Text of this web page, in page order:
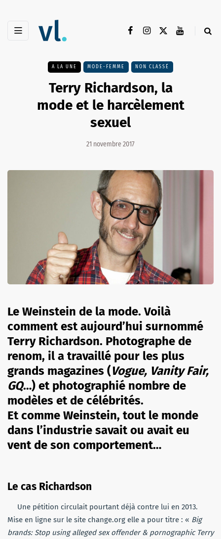
A LA UNE MODE-FEMME NON CLASSÉ
Terry Richardson, la
mode et le harcèlement
sexuel
21 novembre 2017
Le Weinstein de la mode. Voilà
comment est aujourd’hui surnommé
Terry Richardson. Photographe de
renom, il a travaillé pour les plus
grands magazines (Vogue, Vanity Fair,
GQ…) et photographié nombre de
modèles et de célébrités.
Et comme Weinstein, tout le monde
dans l’industrie savait ou avait eu
vent de son comportement…
Le cas Richardson
Une pétition circulait pourtant déjà contre lui en 2013.
Mise en ligne sur le site change.org elle a pour titre : « Big
brands: Stop using alleged sex offender& pornographicTerry